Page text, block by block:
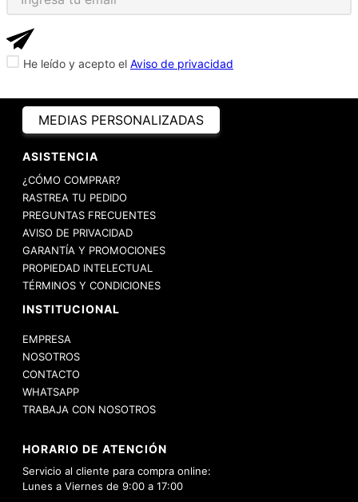
He leído y acepto el Aviso de privacidad
MEDIAS PERSONALIZADAS
ASISTENCIA
¿CÓMO COMPRAR?
RASTREA TU PEDIDO
PREGUNTAS FRECUENTES
AVISO DE PRIVACIDAD
GARANTÍA Y PROMOCIONES
PROPIEDAD INTELECTUAL
TÉRMINOS Y CONDICIONES
INSTITUCIONAL
EMPRESA
NOSOTROS
CONTACTO
WHATSAPP
TRABAJA CON NOSOTROS
HORARIO DE ATENCIÓN
Servicio al cliente para compra online:
Lunes a Viernes de 9:00 a 17:00